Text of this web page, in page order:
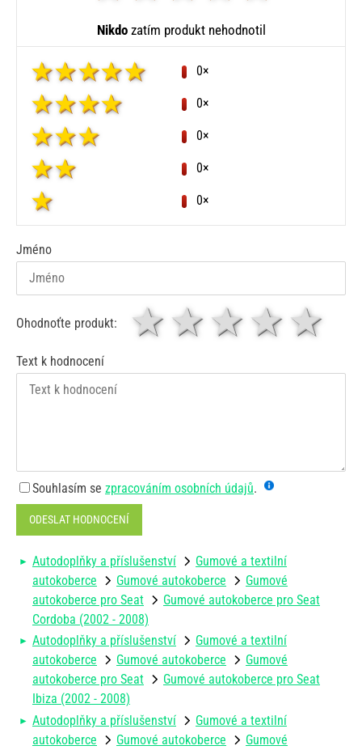
Nikdozatím produkt nehodnotil
0×
0×
0×
0×
0×
Jméno
Ohodnoťte produkt: 4
3
2 hvězdy
1 hvězda
Text k hodnocení
Souhlasím se zpracováním osobních údajů.
ODESLAT HODNOCENÍ
Autodoplňky a příslušenství
Gumové a textilní
autokoberce
Gumové autokoberce
Gumové
autokoberce pro Seat
Gumové autokoberce pro Seat
Cordoba (2002 - 2008)
Autodoplňky a příslušenství
Gumové a textilní
autokoberce
Gumové autokoberce
Gumové
autokoberce pro Seat
Gumové autokoberce pro Seat
Ibiza (2002 - 2008)
Autodoplňky a příslušenství
Gumové a textilní
autokoberce
Gumové autokoberce
Gumové